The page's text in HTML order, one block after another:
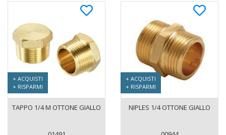
+ ACQUISTI
+ RISPARMI
TAPPO 1/4 M OTTONE GIALLO
+ ACQUISTI
+ RISPARMI
NIPLES 1/4 OTTONE GIALLO